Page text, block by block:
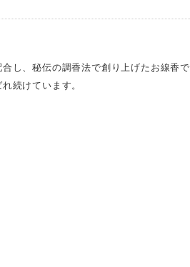
し、秘伝の調香法で創り上げたお線香で
続けています。